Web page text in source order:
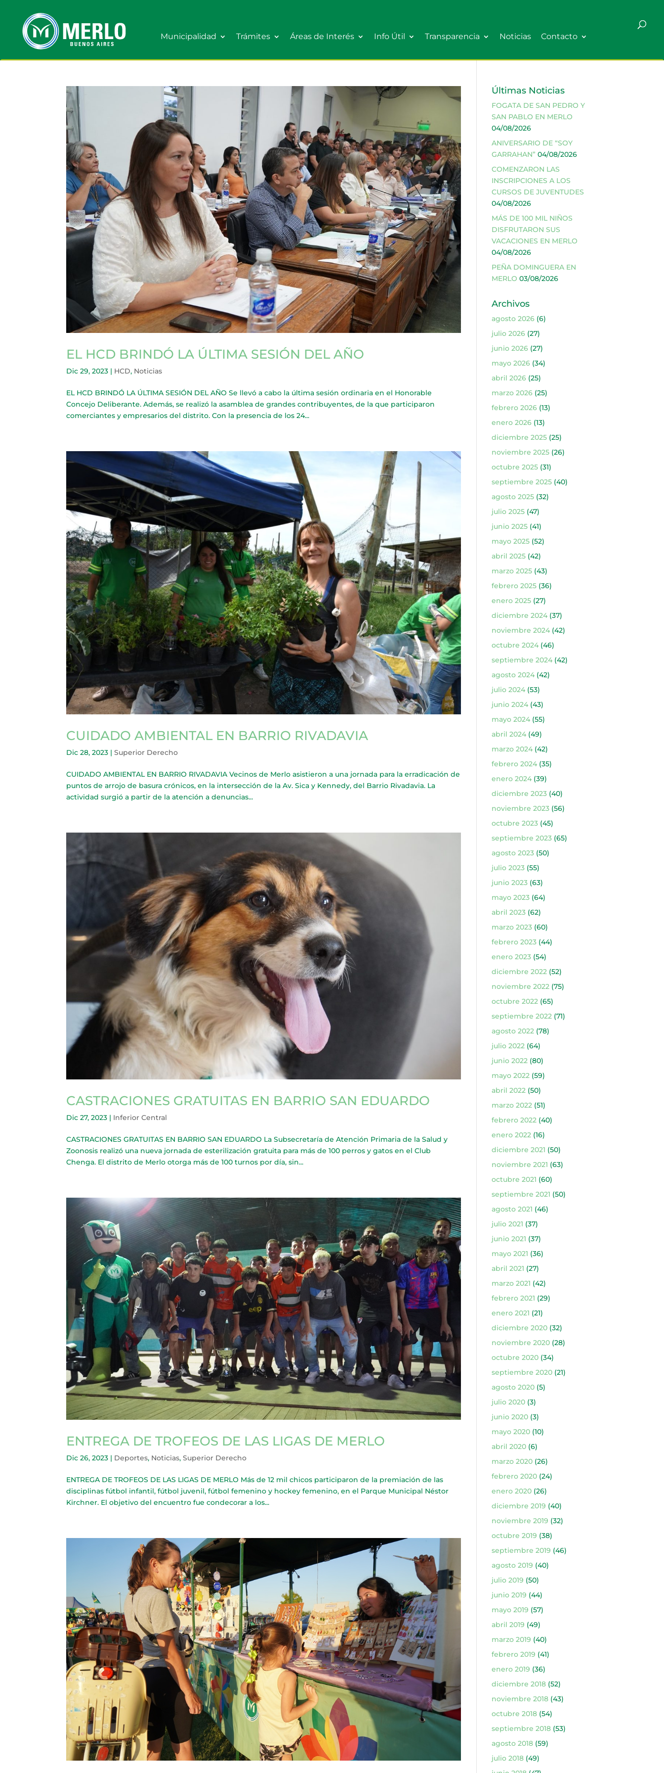
Municipalidad Trámites Áreas de Interés Info Útil Transparencia Noticias Contacto
EL HCD BRINDÓ LA ÚLTIMA SESIÓN DEL AÑO
Dic 29, 2023 | HCD, Noticias
EL HCD BRINDÓ LA ÚLTIMA SESIÓN DEL AÑO Se llevó a cabo la última sesión ordinaria en el Honorable
Concejo Deliberante. Además, se realizó la asamblea de grandes contribuyentes, de la que participaron
comerciantes y empresarios del distrito. Con la presencia de los 24...
CUIDADO AMBIENTAL EN BARRIO RIVADAVIA
Dic 28, 2023 |Superior Derecho
CUIDADO AMBIENTAL EN BARRIO RIVADAVIA Vecinos de Merlo asistieron a una jornada para la erradicación de
puntos de arrojo de basura crónicos, en la intersección de la Av. Sica y Kennedy, del Barrio Rivadavia. La
actividad surgió a partir de la atención a denuncias...
CASTRACIONES GRATUITAS EN BARRIO SAN EDUARDO
Dic 27, 2023 | Inferior Central
CASTRACIONES GRATUITAS EN BARRIO SAN EDUARDO La Subsecretaría de Atención Primaria de la Salud y
Zoonosis realizó una nueva jornada de esterilización gratuita para más de 100 perros y gatos en el Club
Chenga. El distrito de Merlo otorga más de 100 turnos por día, sin...
ENTREGA DE TROFEOS DE LAS LIGAS DE MERLO
Dic 26, 2023 | Deportes, Noticias,Superior Derecho
ENTREGA DE TROFEOS DE LAS LIGAS DE MERLO Más de 12 mil chicos participaron de la premiación de las
disciplinas fútbol infantil, fútbol juvenil, fútbol femenino y hockey femenino, en el Parque Municipal Néstor
Kirchner. El objetivo del encuentro fue condecorar a los...
Últimas Noticias
FOGATA DE SAN PEDRO Y
SAN PABLO EN MERLO
04/08/2026
ANIVERSARIO DE “SOY
GARRAHAN” 04/08/2026
COMENZARON LAS
INSCRIPCIONES A LOS
CURSOS DE JUVENTUDES
04/08/2026
MÁS DE 100 MIL NIÑOS
DISFRUTARON SUS
VACACIONES EN MERLO
04/08/2026
PEÑA DOMINGUERA EN
MERLO 03/08/2026
Archivos
agosto 2026(6)
julio 2026(27)
junio 2026(27)
mayo 2026(34)
abril 2026(25)
marzo 2026(25)
febrero 2026(13)
enero 2026(13)
diciembre 2025(25)
noviembre 2025(26)
octubre 2025(31)
septiembre 2025(40)
agosto 2025(32)
julio 2025(47)
junio 2025(41)
mayo 2025(52)
abril 2025(42)
marzo 2025(43)
febrero 2025(36)
enero 2025(27)
diciembre 2024(37)
noviembre 2024(42)
octubre 2024(46)
septiembre 2024(42)
agosto 2024(42)
julio 2024(53)
junio 2024(43)
mayo 2024(55)
abril 2024(49)
marzo 2024(42)
febrero 2024(35)
enero 2024(39)
diciembre 2023(40)
noviembre 2023(56)
octubre 2023(45)
septiembre 2023(65)
agosto 2023(50)
julio 2023(55)
junio 2023(63)
mayo 2023(64)
abril 2023(62)
marzo 2023(60)
febrero 2023(44)
enero 2023(54)
diciembre 2022(52)
noviembre 2022(75)
octubre 2022(65)
septiembre 2022(71)
agosto 2022(78)
julio 2022(64)
junio 2022(80)
mayo 2022(59)
abril 2022(50)
marzo 2022(51)
febrero 2022(40)
enero 2022(16)
diciembre 2021 (50)
noviembre 2021 (63)
octubre 2021 (60)
septiembre 2021 (50)
agosto 2021 (46)
julio 2021 (37)
junio 2021 (37)
mayo 2021 (36)
abril 2021 (27)
marzo 2021 (42)
febrero 2021 (29)
enero 2021 (21)
diciembre 2020(32)
noviembre 2020(28)
octubre 2020(34)
septiembre 2020(21)
agosto 2020(5)
julio 2020(3)
junio 2020(3)
mayo 2020(10)
abril 2020(6)
marzo 2020(26)
febrero 2020(24)
enero 2020(26)
diciembre 2019 (40)
noviembre 2019 (32)
octubre 2019 (38)
septiembre 2019 (46)
agosto 2019 (40)
julio 2019 (50)
junio 2019 (44)
mayo 2019 (57)
abril 2019 (49)
marzo 2019 (40)
febrero 2019 (41)
enero 2019 (36)
diciembre 2018(52)
noviembre 2018(43)
octubre 2018(54)
septiembre 2018(53)
agosto 2018(59)
julio 2018(49)